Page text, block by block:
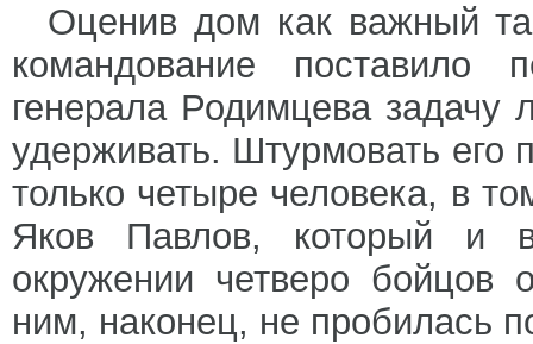
Оценив дом как важный
командование поставило
генерала Родимцева задачу
удерживать. Штурмовать его
только четыре человека, в
Яков Павлов, который и
окружении четверо бойцов
ним, наконец, не пробилась